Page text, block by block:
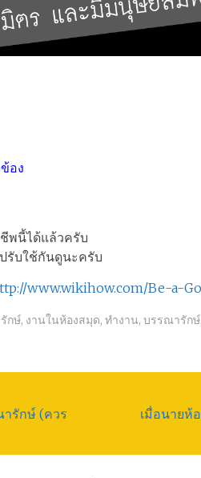
อง
พนี้ได้แล้วครับ
รับใช้กันดูนะครับ
www.wikihow.com/Be-a-
กษ์, งานในห้องสมุด, ทำงาน, บรรณารักษ์
รักษ์ (ควร
เมื่อนายห้